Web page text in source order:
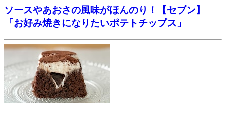
ソースやあおさの風味がほんのり！【セブン】
「お好み焼きになりたいポテトチップス」